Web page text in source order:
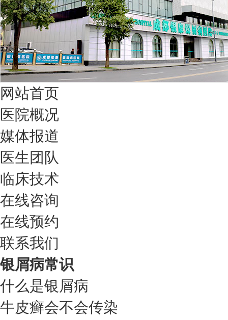
网站首页
医院概况
媒体报道
医生团队
临床技术
在线咨询
在线预约
联系我们
银屑病常识
什么是银屑病
牛皮癣会不会传染